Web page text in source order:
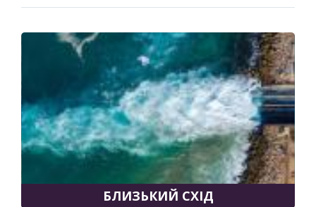
БЛИЗЬКИЙ СХІД